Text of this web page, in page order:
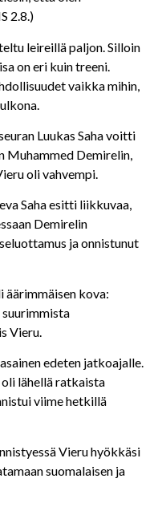
2.8.)
leireillä paljon. Silloin
on eri kuin treeni.
vaikka mihin,
Luukas Saha voitti
Muhammed Demirelin,
oli vahvempi.
Saha esitti liikkuvaa,
Demirelin
ja onnistunut
äärimmäisen kova:
Vieru.
edeten jatkoajalle.
lähellä ratkaista
viime hetkillä
Vieru hyökkäsi
suomalaisen ja